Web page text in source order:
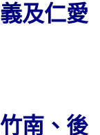
及仁愛
南、後